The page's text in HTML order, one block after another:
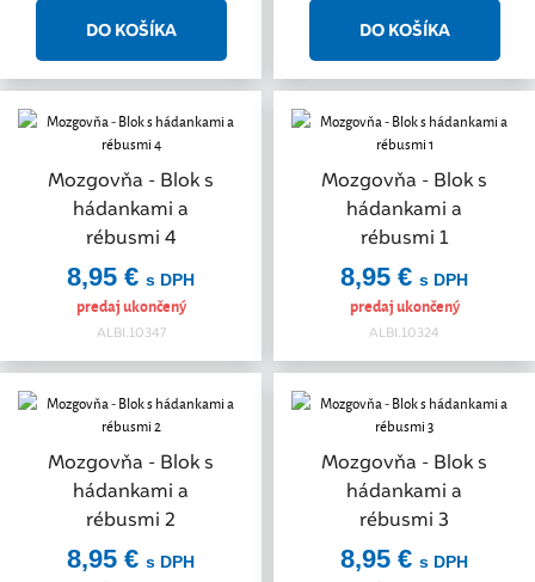
Mozgovňa - Blok s
hádankami a
rébusmi 4
8,95 € s DPH
predaj ukončený
ALBI.10347
Mozgovňa - Blok s
hádankami a
rébusmi 1
8,95 € s DPH
predaj ukončený
ALBI.10324
Mozgovňa - Blok s
hádankami a
rébusmi 2
8,95 € s DPH
Mozgovňa - Blok s
hádankami a
rébusmi 3
8,95 € s DPH